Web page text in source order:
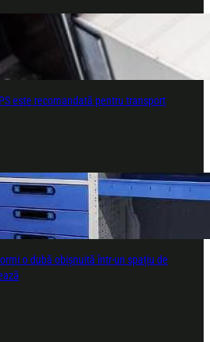
este recomandată pentru transport
o dubă obișnuită într-un spațiu de